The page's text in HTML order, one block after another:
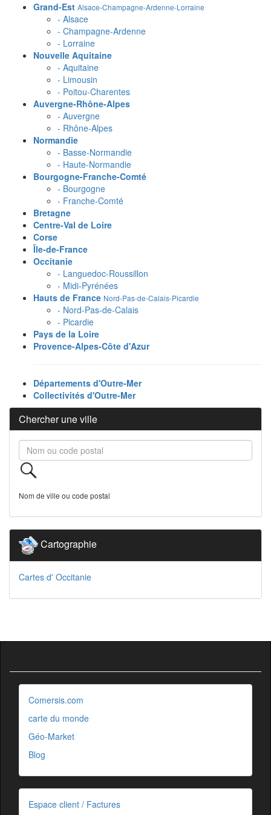
Grand-Est Alsace-Champagne-Ardenne-Lorraine
- Alsace
- Champagne-Ardenne
- Lorraine
Nouvelle Aquitaine
- Aquitaine
- Limousin
- Poitou-Charentes
Auvergne-Rhône-Alpes
- Auvergne
- Rhône-Alpes
Normandie
- Basse-Normandie
- Haute-Normandie
Bourgogne-Franche-Comté
- Bourgogne
- Franche-Comté
Bretagne
Centre-Val de Loire
Corse
Île-de-France
Occitanie
- Languedoc-Roussillon
- Midi-Pyrénées
Hauts de France Nord-Pas-de-Calais-Picardie
- Nord-Pas-de-Calais
- Picardie
Pays de la Loire
Provence-Alpes-Côte d'Azur
Départements d'Outre-Mer
Collectivités d'Outre-Mer
Chercher une ville
Nom de ville ou code postal
Cartographie
Cartes d' Occitanie
Comersis.com
carte du monde
Géo-Market
Blog
Espace client / Factures